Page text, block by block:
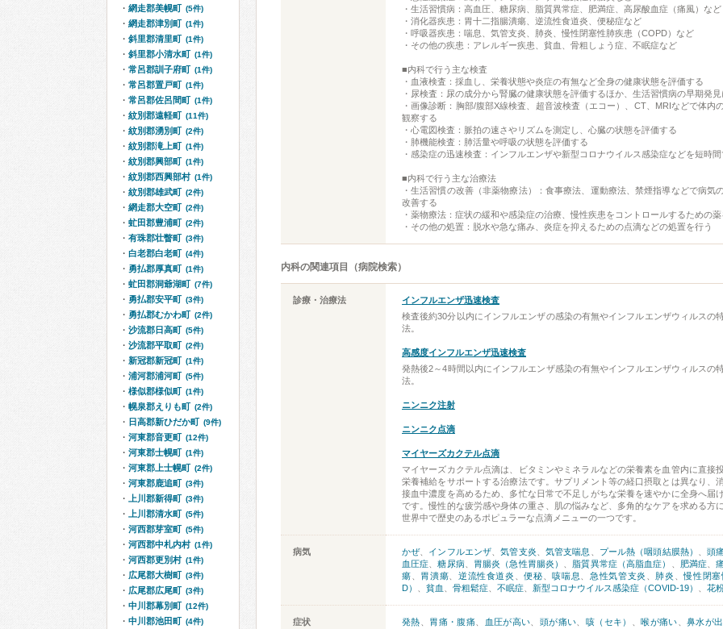
・生活習慣病：高血圧、糖尿病、脂質異常症、肥満症、高尿酸血症（痛風）など
・消化器疾患：胃十二指腸潰瘍、逆流性食道炎、便秘症など
・呼吸器疾患：喘息、気管支炎、肺炎、慢性閉塞性肺疾患（COPD）など
・その他の疾患：アレルギー疾患、貧血、骨粗しょう症、不眠症など
■内科で行う主な検査
・血液検査：採血し、栄養状態や炎症の有無など全身の健康状態を評価する
・尿検査：尿の成分から腎臓の健康状態を評価するほか、生活習慣病の早期発
・画像診断：胸部/腹部X線検査、超音波検査（エコー）、CT、MRIなどで体内
観察する
・心電図検査：脈拍の速さやリズムを測定し、心臓の状態を評価する
・肺機能検査：肺活量や呼吸の状態を評価する
・感染症の迅速検査：インフルエンザや新型コロナウイルス感染症などを短時
■内科で行う主な治療法
・生活習慣の改善（非薬物療法）：食事療法、運動療法、禁煙指導などで病気
改善する
・薬物療法：症状の緩和や感染症の治療、慢性疾患をコントロールするための
・その他の処置：脱水や急な痛み、炎症を抑えるための点滴などの処置を行う
内科の関連項目（病院検索）
診療・治療法
インフルエンザ迅速検査
検査後約30分以内にインフルエンザの感染の有無やインフルエンザウィルスの
法。
高感度インフルエンザ迅速検査
発熱後2～4時間以内にインフルエンザ感染の有無やインフルエンザウィルスの
法。
ニンニク注射
ニンニク点滴
マイヤーズカクテル点滴
マイヤーズカクテル点滴は、ビタミンやミネラルなどの栄養素を血管内に直接
栄養補給をサポートする治療法です。サプリメント等の経口摂取とは異なり、
接血中濃度を高めるため、多忙な日常で不足しがちな栄養を速やかに全身へ届
です。慢性的な疲労感や身体の重さ、肌の悩みなど、多角的なケアを求める方
世界中で歴史のあるポピュラーな点滴メニューの一つです。
病気 かぜ、 インフルエンザ 、気管支炎 気管支喘息 プール熱（咽頭結膜熱） 、頭
血圧症 、糖尿病、 胃腸炎（急性胃腸炎） 脂質異常症（高脂血症） 肥満症 、
瘍
胃潰瘍 逆流性食道炎 、便秘 、咳喘息 急性気管支炎 肺炎 、慢性閉
D）
貧血 骨粗鬆症 不眠症 新型コロナウイルス感染症（COVID-19） 花
症状 発熱 胃痛・腹痛 血圧が高い 頭が痛い 咳（セキ） 、喉が痛い 、鼻水が
網走郡美幌町 (5件)
網走郡津別町 (1件)
斜里郡清里町 (1件)
斜里郡小清水町 (1件)
常呂郡訓子府町 (1件)
常呂郡置戸町 (1件)
常呂郡佐呂間町 (1件)
紋別郡遠軽町 (11件)
紋別郡湧別町 (2件)
紋別郡滝上町 (1件)
紋別郡興部町 (1件)
紋別郡西興部村 (1件)
紋別郡雄武町 (2件)
網走郡大空町 (2件)
虻田郡豊浦町 (2件)
有珠郡壮瞥町 (3件)
白老郡白老町 (4件)
勇払郡厚真町 (1件)
虻田郡洞爺湖町 (7件)
勇払郡安平町 (3件)
勇払郡むかわ町 (2件)
沙流郡日高町 (5件)
沙流郡平取町 (2件)
新冠郡新冠町 (1件)
浦河郡浦河町 (5件)
様似郡様似町 (1件)
幌泉郡えりも町 (2件)
日高郡新ひだか町 (9件)
河東郡音更町 (12件)
河東郡士幌町 (1件)
河東郡上士幌町 (2件)
河東郡鹿追町 (3件)
上川郡新得町 (3件)
上川郡清水町 (5件)
河西郡芽室町 (5件)
河西郡中札内村 (1件)
河西郡更別村 (1件)
広尾郡大樹町 (3件)
広尾郡広尾町 (3件)
中川郡幕別町 (12件)
中川郡池田町 (4件)